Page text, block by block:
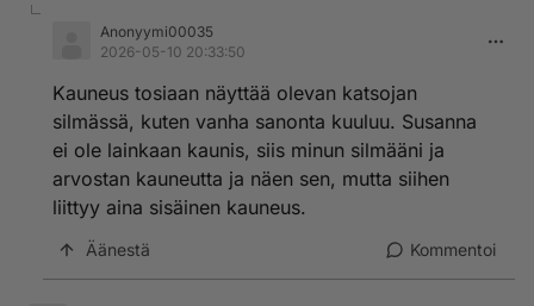
Anonyymi00035
2026-05-10 20:33:50
Kauneus tosiaan näyttää olevan katsojan
silmässä, kuten vanha sanonta kuuluu. Susanna
ei ole lainkaan kaunis, siis minun silmääni ja
arvostan kauneutta ja näen sen, mutta siihen
liittyy aina sisäinen kauneus.
Äänestä Kommentoi